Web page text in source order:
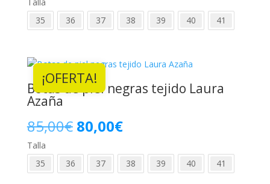
precio
original
73,00€.
precio
actual
59,00€.
Talla
35
36 37 38 39 40 41
¡OFERTA!
Botas de piel negras tejido Laura
Azaña
85,00€ El
precio
original
80,00€El
precio
actual
Talla
35
36 37 38 39 40 41